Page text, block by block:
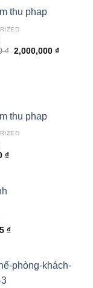
₫ Original
2,000,000 ₫Current
₫
₫Current